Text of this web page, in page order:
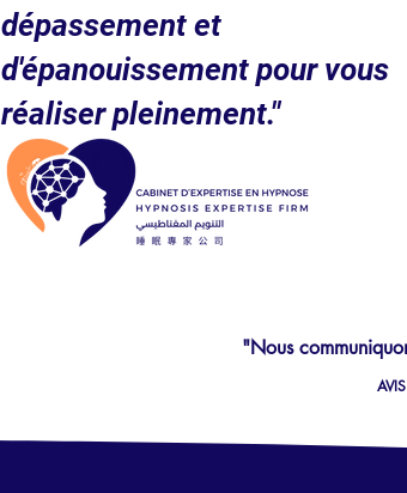
dépassement et
d'épanouissement pour vous
réaliser pleinement."
"Nous
AVIS